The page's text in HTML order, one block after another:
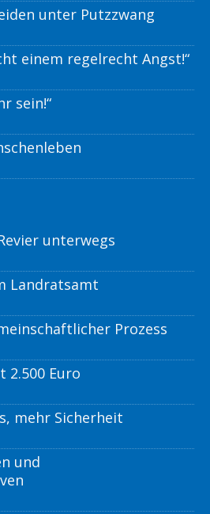
unter Putzzwang
einem regelrecht Angst!“
sein!“
unterwegs
Landratsamt
Prozess
2.500 Euro
mehr Sicherheit
und